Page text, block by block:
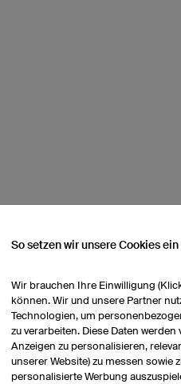
SORTIMENT
Darttrikots selbst gestalten
So setzen wir unsere Cookies ein
Wir brauchen Ihre Einwilligung
können. Wir und unsere Partner
Technologien, um
zu verarbeiten. Diese Daten
Anzeigen zu personalisieren,
unserer Website) zu messen
personalisierte Werbung